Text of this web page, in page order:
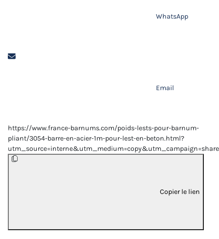
WhatsApp
Email
https://www.france-barnums.com/poids-lests-pour-barnum-
pliant/3054-barre-en-acier-1m-pour-lest-en-beton.html?
Copier le lien